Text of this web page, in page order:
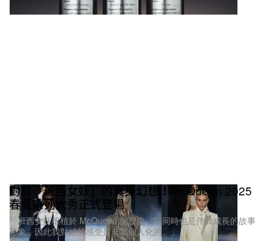
對於「班西女妖」的真身幻想！McQueen 2025
春夏系列大秀正式登場
「班西女妖根植於 McQueen 的歷史，它同時也是伴我成長的故事
形象，因此我對她的感受是非常個人化的。」